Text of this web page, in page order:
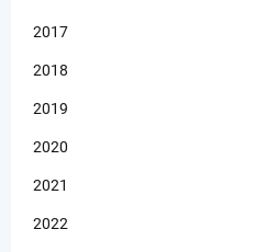
2017
2018
2019
2020
2021
2022